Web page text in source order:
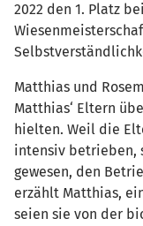
2022 den 1. Platz
Matthias und
Matthias‘ Eltern
hielten. Weil die
intensiv betrieben,
gewesen, den
erzählt Matthias,
seien sie von der